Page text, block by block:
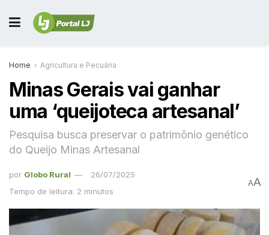
Home Agricultura e Pecuária
Minas Gerais vai ganhar
uma ‘queijoteca artesanal’
Pesquisa busca preservar o patrimônio genético
do Queijo Minas Artesanal
por Globo Rural
26/07/2025
Tempo de leitura: 2 minutos
AA